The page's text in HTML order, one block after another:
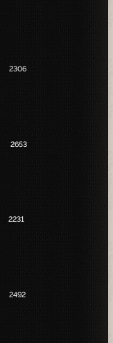
2306
2653
2231
2492